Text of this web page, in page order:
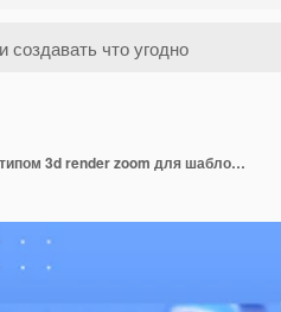
Продвижение страницы вебинара с логотипом 3d render zoom для шаблона обложки Facebook